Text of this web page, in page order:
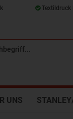
Textildruck
UNS